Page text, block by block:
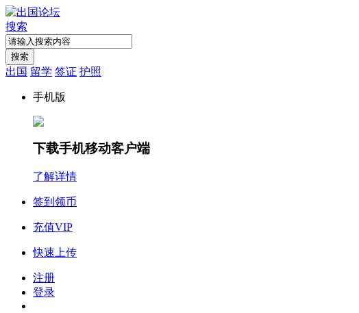
搜索
搜索
出国 留学 签证 护照
手机版
下载手机移动客户端
了解详情
签到领币
充值VIP
快速上传
注册
登录